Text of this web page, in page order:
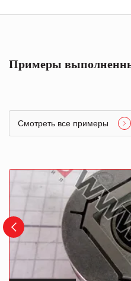
Примеры
Смотреть все примеры